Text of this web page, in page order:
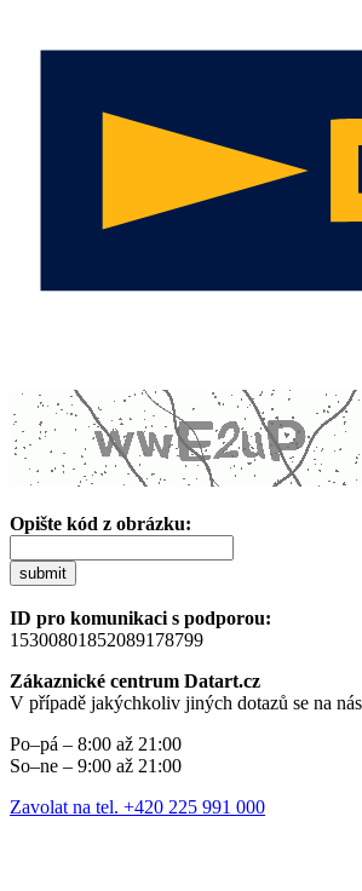
Opište kód z obrázku:
submit
ID pro komunikaci s podporou:
15300801852089178799
Zákaznické centrum Datart.cz
V případě jakýchkoliv jiných dotazů se na
Po–pá – 8:00 až 21:00
So–ne – 9:00 až 21:00
Zavolat na tel. +420 225 991 000